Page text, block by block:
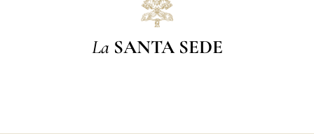
La SANTA SEDE